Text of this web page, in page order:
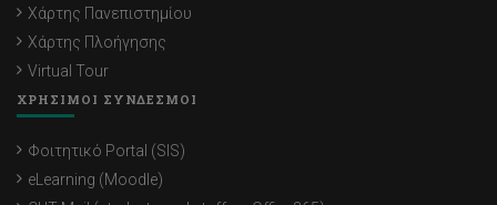
Χάρτης Πανεπιστημίου
Χάρτης Πλοήγησης
Virtual Tour
ΧΡΗΣΙΜΟΙ ΣΥΝΔΕΣΜΟΙ
Φοιτητικό Portal (SIS)
eLearning (Moodle)